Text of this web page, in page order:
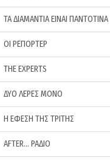
ΤΑ ΔΙΑΜΑΝΤΙΑ ΕΙΝΑΙ ΠΑΝΤΟΤΙΝΑ
ΟΙ ΡΕΠΟΡΤΕΡ
THE EXPERTS
ΔΥΟ ΛΕΡΕΣ ΜΟΝΟ
Η ΕΦΕΣΗ ΤΗΣ ΤΡΙΤΗΣ
AFTER… ΡΑΔΙΟ